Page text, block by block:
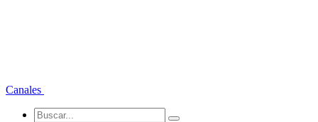
Canales